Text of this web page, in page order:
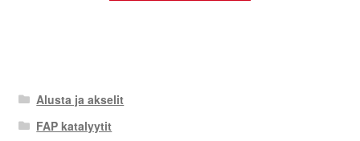
Alusta ja akselit
FAP katalyytit